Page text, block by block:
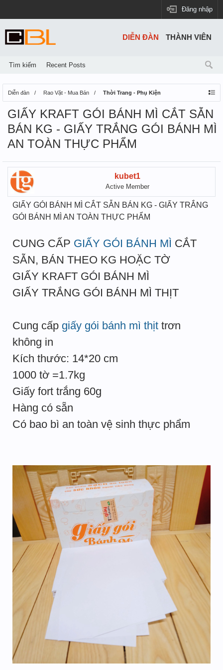
Đăng nhập
Diễn đàn Rao Vặt - Mua Bán Thời Trang - Phụ Kiện
GIẤY KRAFT GÓI BÁNH MÌ CẮT SẴN
BÁN KG - GIẤY TRẮNG GÓI BÁNH MÌ
AN TOÀN THỰC PHẨM
kubet1
Active Member
GIẤY GÓI BÁNH MÌ CẮT SẴN BÁN KG - GIẤY TRẮNG
GÓI BÁNH MÌ AN TOÀN THỰC PHẨM
CUNG CẤP GIẤY GÓI BÁNH MÌ CẮT
SẴN, BÁN THEO KG HOẶC TỜ
GIẤY KRAFT GÓI BÁNH MÌ
GIẤY TRẮNG GÓI BÁNH MÌ THỊT
Cung cấp giấy gói bánh mì thịt trơn
không in
Kích thước: 14*20 cm
1000 tờ =1.7kg
Giấy fort trắng 60g
Hàng có sẵn
Có bao bì an toàn vệ sinh thực phẩm
DIỄN ĐÀN
Tìm kiếm Recent Posts
THÀNH VIÊN